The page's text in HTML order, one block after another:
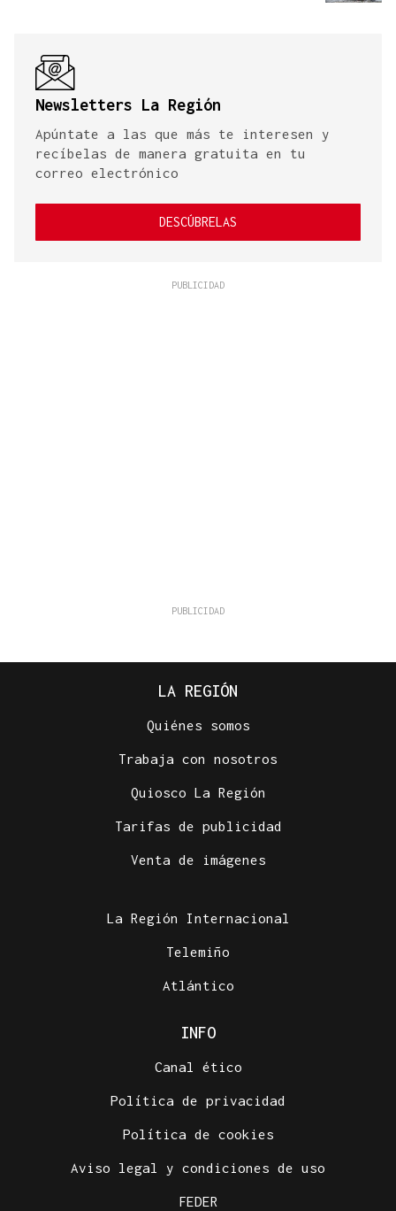
Newsletters La Región
Apúntate a las que más te interesen y
recíbelas de manera gratuita en tu
correo electrónico
DESCÚBRELAS
LA REGIÓN
Quiénes somos
Trabaja con nosotros
Quiosco La Región
Tarifas de publicidad
Venta de imágenes
La Región Internacional
Telemiño
Atlántico
INFO
Canal ético
Política de privacidad
Política de cookies
Aviso legal y condiciones de uso
FEDER